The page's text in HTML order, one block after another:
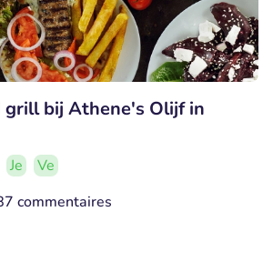
grill bij Athene's Olijf in
Je
Ve
commentaires